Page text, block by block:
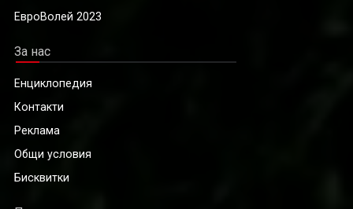
ЕвроВолей 2023
За нас
Енциклопедия
Контакти
Реклама
Общи условия
Бисквитки